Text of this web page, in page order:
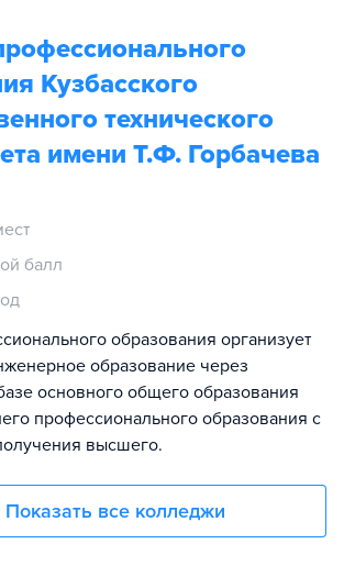
Кузбасского
технического
имени Т.Ф. Горбачева
балл
образования организует
образование через
основного общего образования
профессионального образования с
высшего.
Показать все колледжи